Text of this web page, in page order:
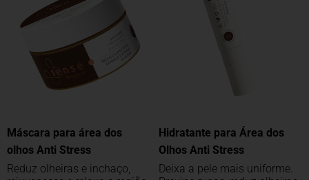
Máscara para área dos
olhos Anti Stress
Reduz olheiras e inchaço,
Hidratante para Área dos
Olhos Anti Stress
Deixa a pele mais uniforme.